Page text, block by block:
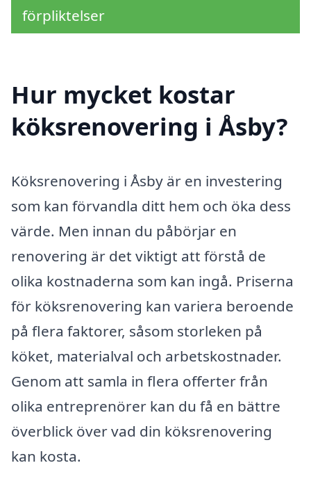
förpliktelser
Hur mycket kostar
köksrenovering i Åsby?
Köksrenovering i Åsby är en investering
som kan förvandla ditt hem och öka dess
värde. Men innan du påbörjar en
renovering är det viktigt att förstå de
olika kostnaderna som kan ingå. Priserna
för köksrenovering kan variera beroende
på flera faktorer, såsom storleken på
köket, materialval och arbetskostnader.
Genom att samla in flera offerter från
olika entreprenörer kan du få en bättre
överblick över vad din köksrenovering
kan kosta.